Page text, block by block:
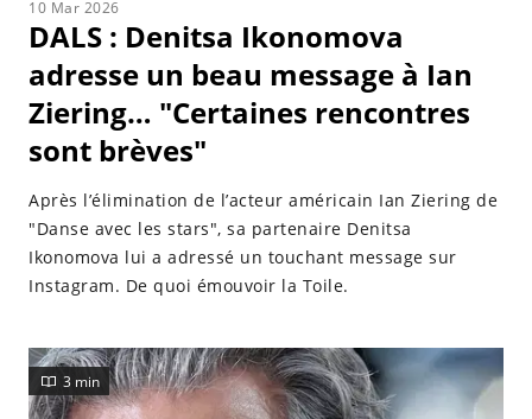
10 Mar 2026
DALS : Denitsa Ikonomova
adresse un beau message à Ian
Ziering… "Certaines rencontres
sont brèves"
Après l’élimination de l’acteur américain Ian Ziering de
"Danse avec les stars", sa partenaire Denitsa
Ikonomova lui a adressé un touchant message sur
Instagram. De quoi émouvoir la Toile.
3 min